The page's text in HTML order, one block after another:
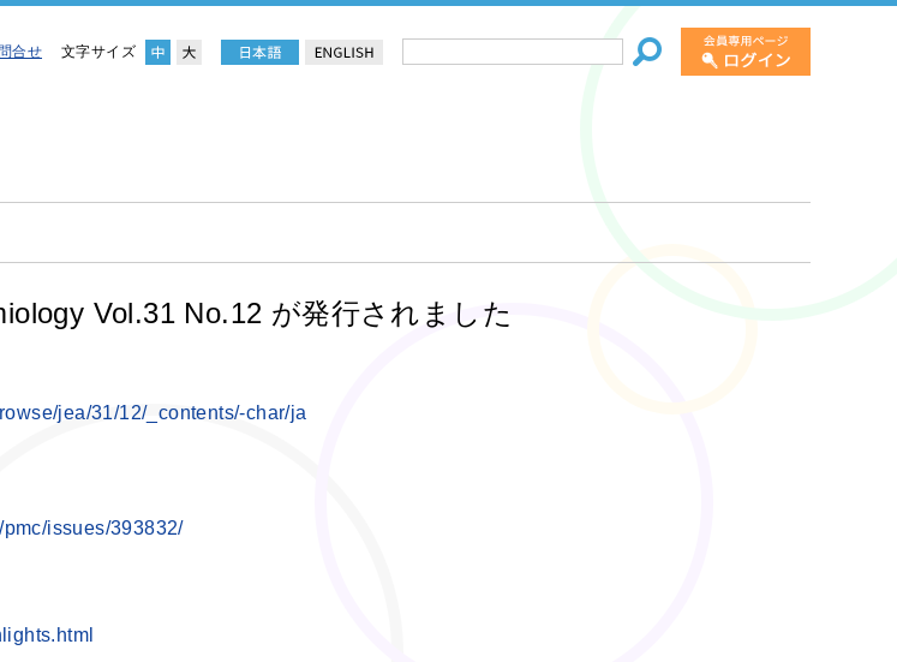
合せ 文字サイズ
Vol.31 No.12 が発行されました
jea/31/12/_contents/-char/ja
issues/393832/